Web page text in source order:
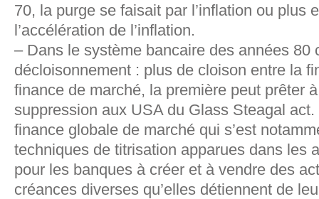
70, la purge se faisait par l’inflation ou plus
l’accélération de l’inflation.
– Dans le système bancaire des années 80
décloisonnement : plus de cloison entre la
finance de marché, la première peut prêter
suppression aux USA du Glass Steagal
finance globale de marché qui s’est
techniques de titrisation apparues dans les
pour les banques à créer et à vendre des
créances diverses qu’elles détiennent de